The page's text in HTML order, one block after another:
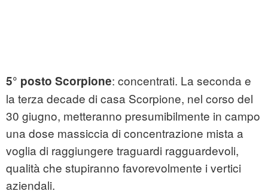
5° posto Scorpione: concentrati. La seconda e
la terza decade di casa Scorpione, nel corso del
30 giugno, metteranno presumibilmente in campo
una dose massiccia di concentrazione mista a
voglia di raggiungere traguardi ragguardevoli,
qualità che stupiranno favorevolmente i vertici
aziendali.